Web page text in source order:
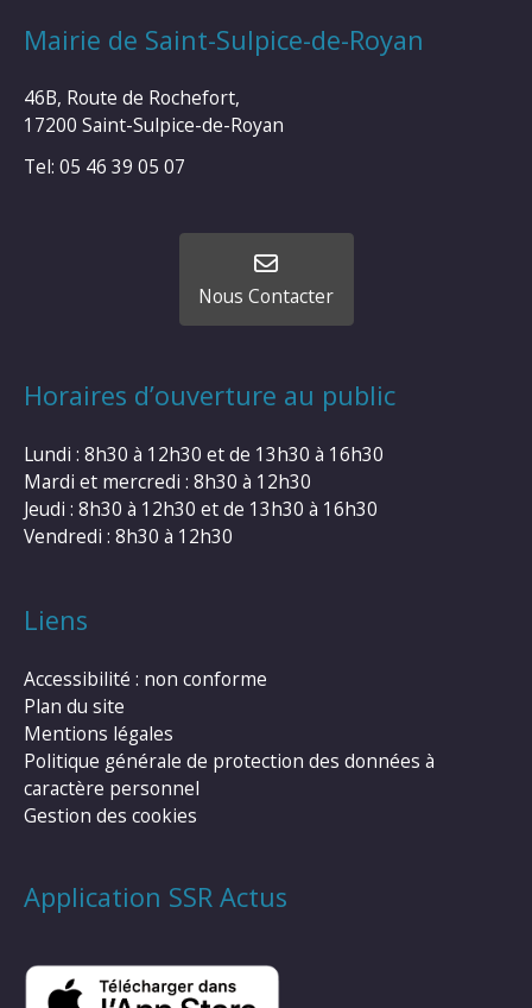
Mairie de Saint-Sulpice-de-Royan
46B, Route de Rochefort,
17200 Saint-Sulpice-de-Royan
Tel: 05 46 39 05 07
Nous Contacter
Horaires d’ouverture au public
Lundi : 8h30 à 12h30 et de 13h30 à 16h30
Mardi et mercredi : 8h30 à 12h30
Jeudi : 8h30 à 12h30 et de 13h30 à 16h30
Vendredi : 8h30 à 12h30
Liens
Accessibilité : non conforme
Plan du site
Mentions légales
Politique générale de protection des données à
caractère personnel
Gestion des cookies
Application SSR Actus